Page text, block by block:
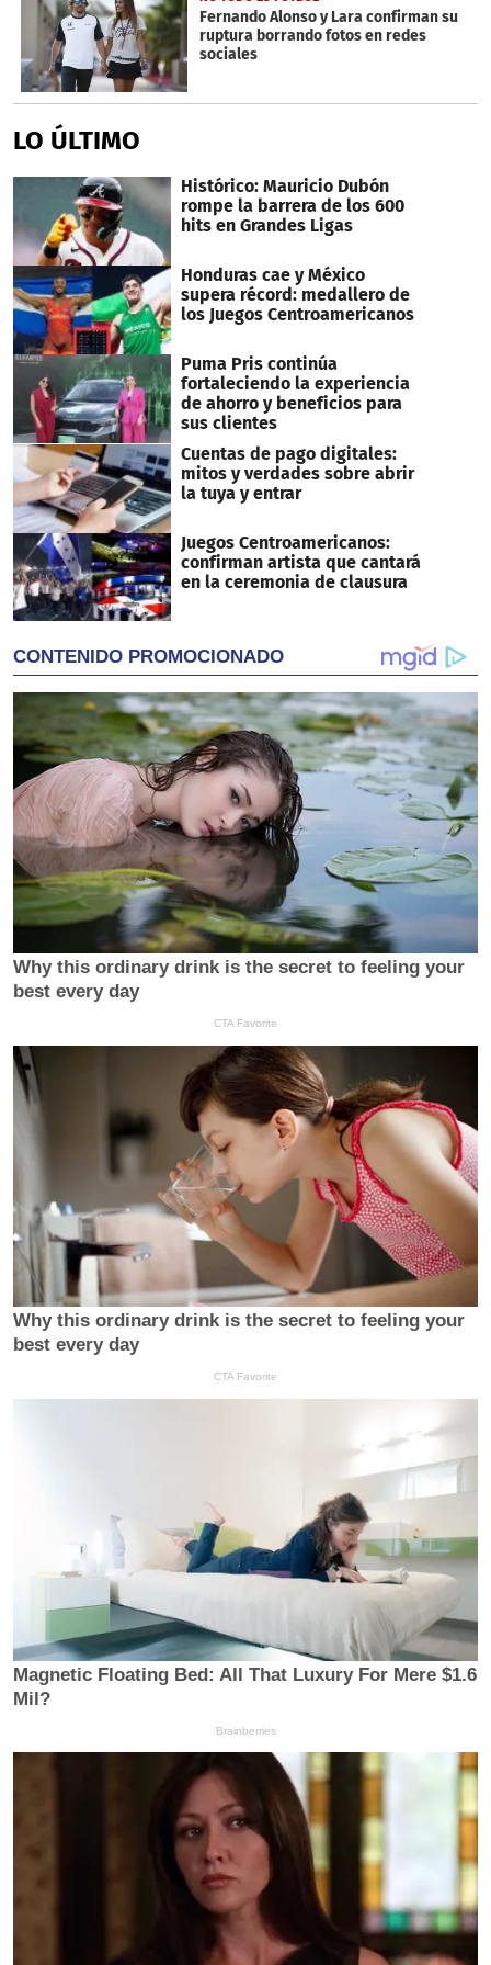
Fernando Alonso y Lara confirman su
ruptura borrando fotos en redes
sociales
LO ÚLTIMO
Histórico: Mauricio Dubón
rompe la barrera de los 600
hits en Grandes Ligas
Honduras cae y México
supera récord: medallero de
los Juegos Centroamericanos
Puma Pris continúa
fortaleciendo la experiencia
de ahorro y beneficios para
sus clientes
Cuentas de pago digitales:
mitos y verdades sobre abrir
la tuya y entrar
Juegos Centroamericanos:
confirman artista que cantará
en la ceremonia de clausura